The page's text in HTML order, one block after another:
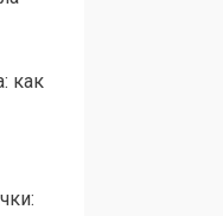
как